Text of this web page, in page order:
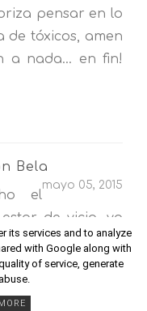
pensar en lo
de tóxicos, amen
a nada... en fin!
Bela
mayo 05, 2015
el
de vicio, yo
suerte de tener
y verduras de
its services and to analyze
with Google along with
of service, generate